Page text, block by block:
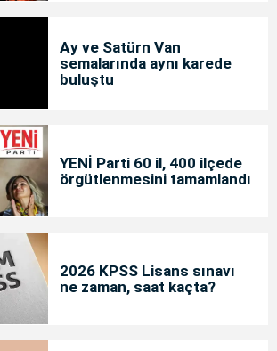
Ay ve Satürn Van
semalarında aynı karede
buluştu
YENİ Parti 60 il, 400 ilçede
örgütlenmesini tamamlandı
2026 KPSS Lisans sınavı
ne zaman, saat kaçta?